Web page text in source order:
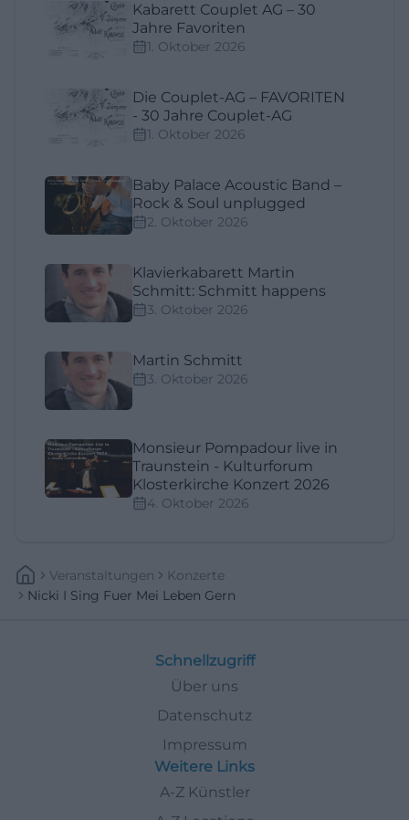
Kabarett Couplet AG – 30
Jahre Favoriten
1. Oktober 2026
Die Couplet-AG – FAVORITEN
- 30 Jahre Couplet-AG
1. Oktober 2026
Baby Palace Acoustic Band –
Rock & Soul unplugged
2. Oktober 2026
Klavierkabarett Martin
Schmitt: Schmitt happens
3. Oktober 2026
Martin Schmitt
3. Oktober 2026
Monsieur Pompadour live in
Traunstein - Kulturforum
Klosterkirche Konzert 2026
4. Oktober 2026
Veranstaltungen
Konzerte
Nicki I Sing Fuer Mei Leben Gern
Schnellzugriff
Über uns
Datenschutz
Impressum
Weitere Links
A-Z Künstler